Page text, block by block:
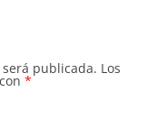
publicada. Los
*